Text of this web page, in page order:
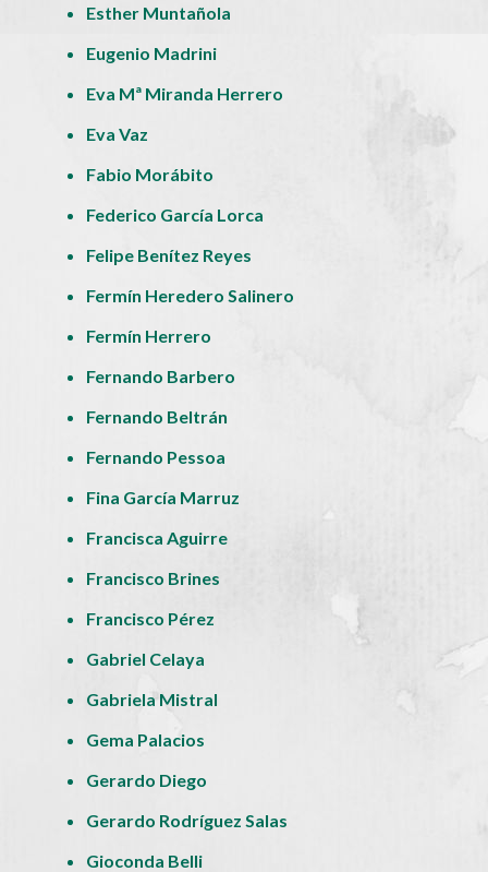
Esther Muntañola
Eugenio Madrini
Eva Mª Miranda Herrero
Eva Vaz
Fabio Morábito
Federico García Lorca
Felipe Benítez Reyes
Fermín Heredero Salinero
Fermín Herrero
Fernando Barbero
Fernando Beltrán
Fernando Pessoa
Fina García Marruz
Francisca Aguirre
Francisco Brines
Francisco Pérez
Gabriel Celaya
Gabriela Mistral
Gema Palacios
Gerardo Diego
Gerardo Rodríguez Salas
Gioconda Belli